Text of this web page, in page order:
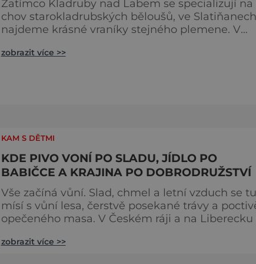
Zatímco Kladruby nad Labem se specializují na
chov starokladrubských běloušů, ve Slatiňanech
najdeme krásné vraníky stejného plemene. V
více o chovu těchto koní, jsou tu vystaveny
zobrazit více >>
KAM S DĚTMI
KDE PIVO VONÍ PO SLADU, JÍDLO PO
BABIČCE A KRAJINA PO DOBRODRUŽSTVÍ
Vše začíná vůní. Slad, chmel a letní vzduch se tu
mísí s vůní lesa, čerstvě posekané trávy a
opečeného masa. V Českém ráji a na Liberecku
tečou proudem. Není to jen výlet, je to oslava
zobrazit více >>